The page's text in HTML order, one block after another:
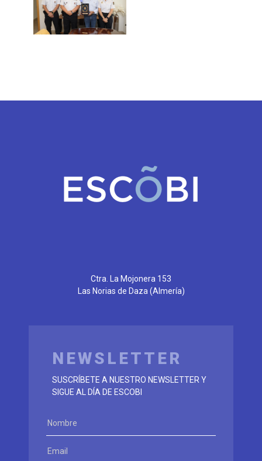
Ctra. La Mojonera 153
Las Norias de Daza (Almería)
NEWSLETTER
SUSCRÍBETE A NUESTRO NEWSLETTER Y
SIGUE AL DÍA DE ESCOBI